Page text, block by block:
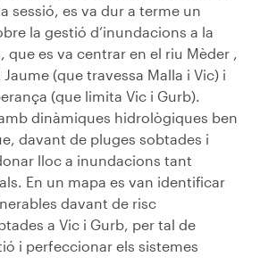
sessió, es va dur a terme un
la gestió d’inundacions a la
que es va centrar en el riu Mèder ,
(que travessa Malla i Vic) i
(que limita Vic i Gurb).
dinàmiques hidrològiques ben
davant de pluges sobtades i
lloc a inundacions tant
En un mapa es van identificar
davant de risc
a Vic i Gurb, per tal de
i perfeccionar els sistemes